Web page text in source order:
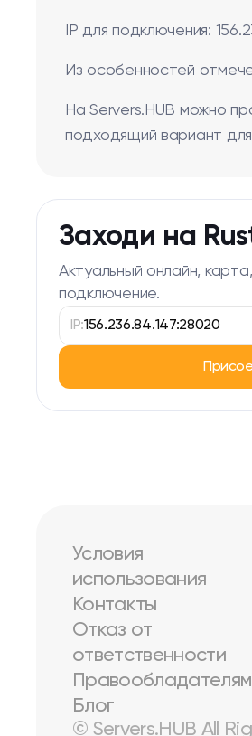
IP для подключения:
Из особенностей
На Servers.HUB можно
подходящий вариант
Заходи на
Актуальный онлайн,
подключение.
IP:156.236.84.147:28020
Условия
использования
Контакты
Отказ от
ответственности
Правообладателям
Блог
© Servers.HUB All